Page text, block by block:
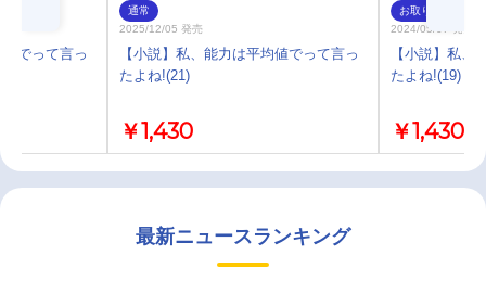
でって言っ
通常
2025/12/05 発売
【小説】私、能力は平均値でって言っ
たよね!(21)
￥1,430
お取り寄せ
2024/05/07 発売
【小説】私、
たよね!(19)
￥1,430
最新ニュースランキング